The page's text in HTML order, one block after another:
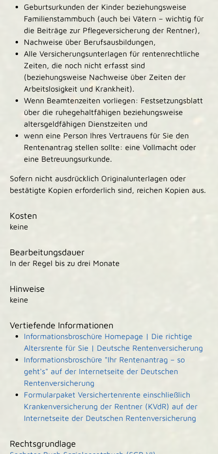
Geburtsurkunden der Kinder beziehungsweise
Familienstammbuch (auch bei Vätern – wichtig für
die Beiträge zur Pflegeversicherung der Rentner),
Nachweise über Berufsausbildungen,
Alle Versicherungsunterlagen für rentenrechtliche
Zeiten, die noch nicht erfasst sind
(beziehungsweise Nachweise über Zeiten der
Arbeitslosigkeit und Krankheit).
Wenn Beamtenzeiten vorliegen: Festsetzungsblatt
über die ruhegehaltfähigen beziehungsweise
altersgeldfähigen Dienstzeiten und
wenn eine Person Ihres Vertrauens für Sie den
Rentenantrag stellen sollte: eine Vollmacht oder
eine Betreuungsurkunde.
Sofern nicht ausdrücklich Originalunterlagen oder
bestätigte Kopien erforderlich sind, reichen Kopien aus.
Kosten
keine
Bearbeitungsdauer
In der Regel bis zu drei Monate
Hinweise
keine
Vertiefende Informationen
Informationsbroschüre Homepage | Die richtige
Altersrente für Sie | Deutsche Rentenversicherung
Informationsbroschüre "Ihr Rentenantrag – so
geht's" auf der Internetseite der Deutschen
Rentenversicherung
Formularpaket Versichertenrente einschließlich
Krankenversicherung der Rentner (KVdR) auf der
Internetseite der Deutschen Rentenversicherung
Rechtsgrundlage